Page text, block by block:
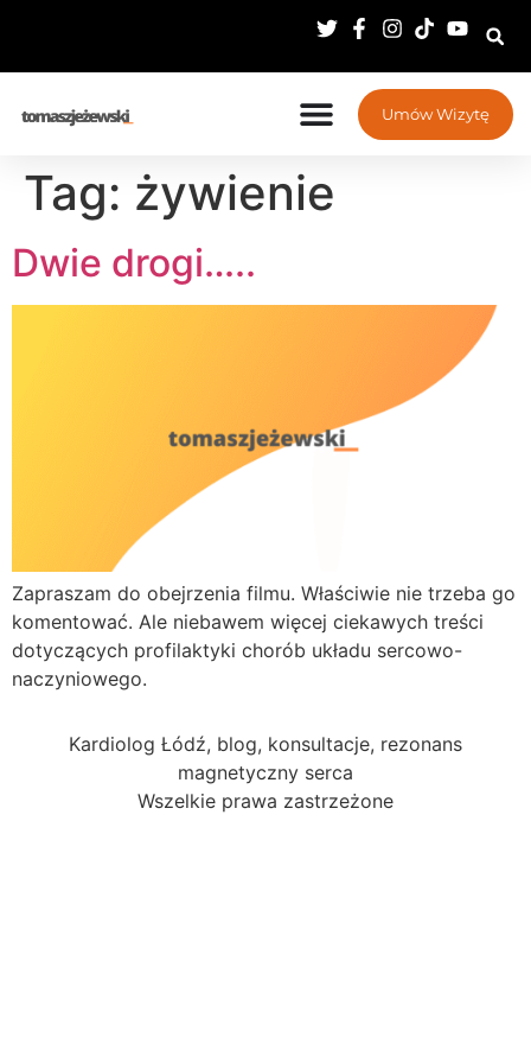
Umów Wizytę
Tag: żywienie
Dwie drogi…..
Zapraszam do obejrzenia filmu. Właściwie nie trzeba go
komentować. Ale niebawem więcej ciekawych treści
dotyczących profilaktyki chorób układu sercowo-
naczyniowego.
Kardiolog Łódź, blog, konsultacje, rezonans
magnetyczny serca
Wszelkie prawa zastrzeżone